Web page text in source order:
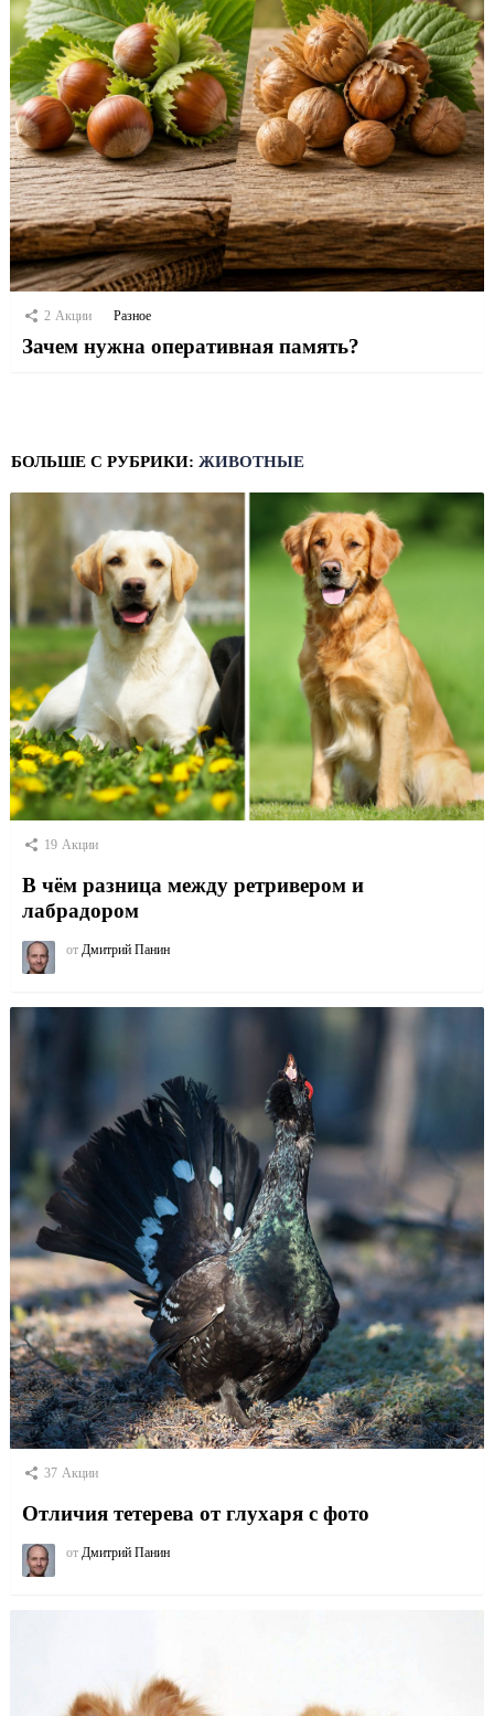
2 Акции Разное
Зачем нужна оперативная память?
БОЛЬШЕ С РУБРИКИ: ЖИВОТНЫЕ
19 Акции
В чём разница между ретривером и
лабрадором
от Дмитрий Панин
37 Акции
Отличия тетерева от глухаря с фото
от Дмитрий Панин